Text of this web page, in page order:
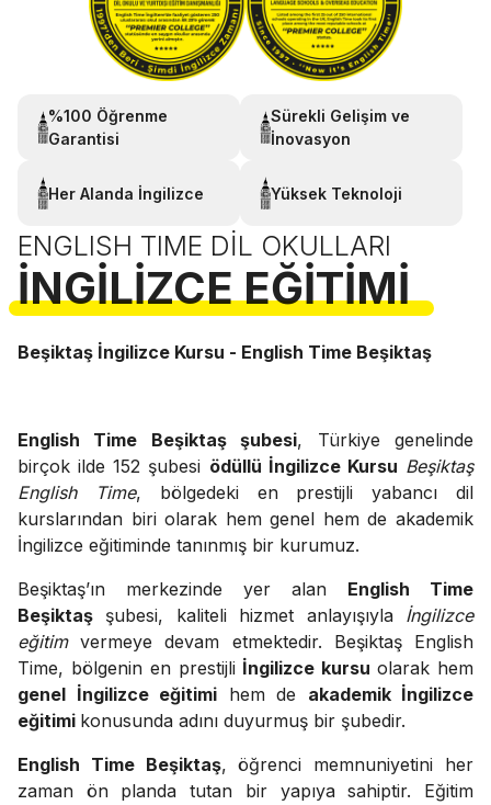
%100 Öğrenme
Garantisi
Sürekli Gelişim ve
İnovasyon
Her Alanda İngilizce Yüksek Teknoloji
ENGLISH TIME DIL OKULLARI
İNGILIZCE EĞITIMI
Beşiktaş İngilizce Kursu - English Time Beşiktaş
English Time Beşiktaş şubesi, Türkiye genelinde
birçok ilde 152 şubesi ödüllü İngilizce Kursu Beşiktaş
English Time, bölgedeki en prestijli yabancı dil
kurslarından biri olarak hem genel hem de akademik
İngilizce eğitiminde tanınmış bir kurumuz.
Beşiktaş’ın merkezinde yer alan English Time
Beşiktaş şubesi, kaliteli hizmet anlayışıyla İngilizce
eğitimvermeye devam etmektedir. Beşiktaş English
Time, bölgenin en prestijli İngilizce kursuolarak hem
genel İngilizce eğitimi hem de akademik İngilizce
eğitimi konusunda adını duyurmuş bir şubedir.
English Time Beşiktaş, öğrenci memnuniyetini her
zaman ön planda tutan bir yapıya sahiptir. Eğitim